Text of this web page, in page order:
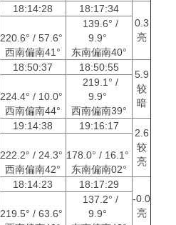
18:14:28
18:17:34
0.3
亮
220.6° / 57.6°
西南偏南41°
139.6° /
9.9°
东南偏南40°
18:50:37 18:50:55
5.9
较
暗
224.4° / 10.0°
西南偏南44°
219.1° /
9.9°
西南偏南39°
19:14:38 19:16:17
2.6
较
亮
222.2° / 24.3°
西南偏南42°
178.0° / 16.1°
东南偏南02°
18:14:23
18:17:29
-0.0
亮
219.5° / 63.6°
137.2° /
9.9°